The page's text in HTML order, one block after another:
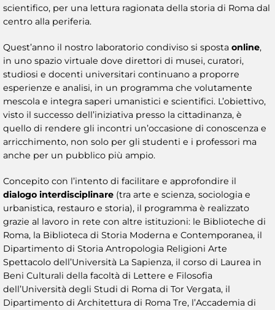
scientifico, per una lettura ragionata della storia di Roma dal
centro alla periferia.
Quest’anno il nostro laboratorio condiviso si sposta online,
in uno spazio virtuale dove direttori di musei, curatori,
studiosi e docenti universitari continuano a proporre
esperienze e analisi, in un programma che volutamente
mescola e integra saperi umanistici e scientifici. L’obiettivo,
visto il successo dell’iniziativa presso la cittadinanza, è
quello di rendere gli incontri un’occasione di conoscenza e
arricchimento, non solo per gli studenti e i professori ma
anche per un pubblico più ampio.
Concepito con l’intento di facilitare e approfondire il
dialogo interdisciplinare (tra arte e scienza, sociologia e
urbanistica, restauro e storia), il programma è realizzato
grazie al lavoro in rete con altre istituzioni: le Biblioteche di
Roma, la Biblioteca di Storia Moderna e Contemporanea, il
Dipartimento di Storia Antropologia Religioni Arte
Spettacolo dell’Università La Sapienza, il corso di Laurea in
Beni Culturali della facoltà di Lettere e Filosofia
dell’Università degli Studi di Roma di Tor Vergata, il
Dipartimento di Architettura di Roma Tre, l’Accademia di